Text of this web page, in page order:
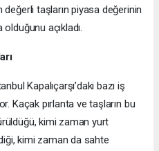
değerli taşların piyasa değerinin
açıkladı.
Kapalıçarşı’daki bazı iş
Kaçak pırlanta ve taşların bu
kimi zaman yurt
kimi zaman da sahte